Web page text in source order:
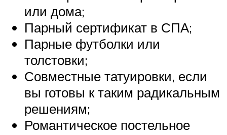
или дома;
Парный сертификат в СПА;
Парные футболки или
толстовки;
Совместные татуировки, если
вы готовы к таким радикальным
решениям;
Романтическое постельное